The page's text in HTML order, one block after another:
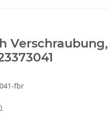
Verschraubung,
fbr